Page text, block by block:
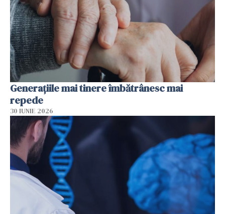
Generațiile mai tinere îmbătrânesc mai
repede
30 IUNIE 2026